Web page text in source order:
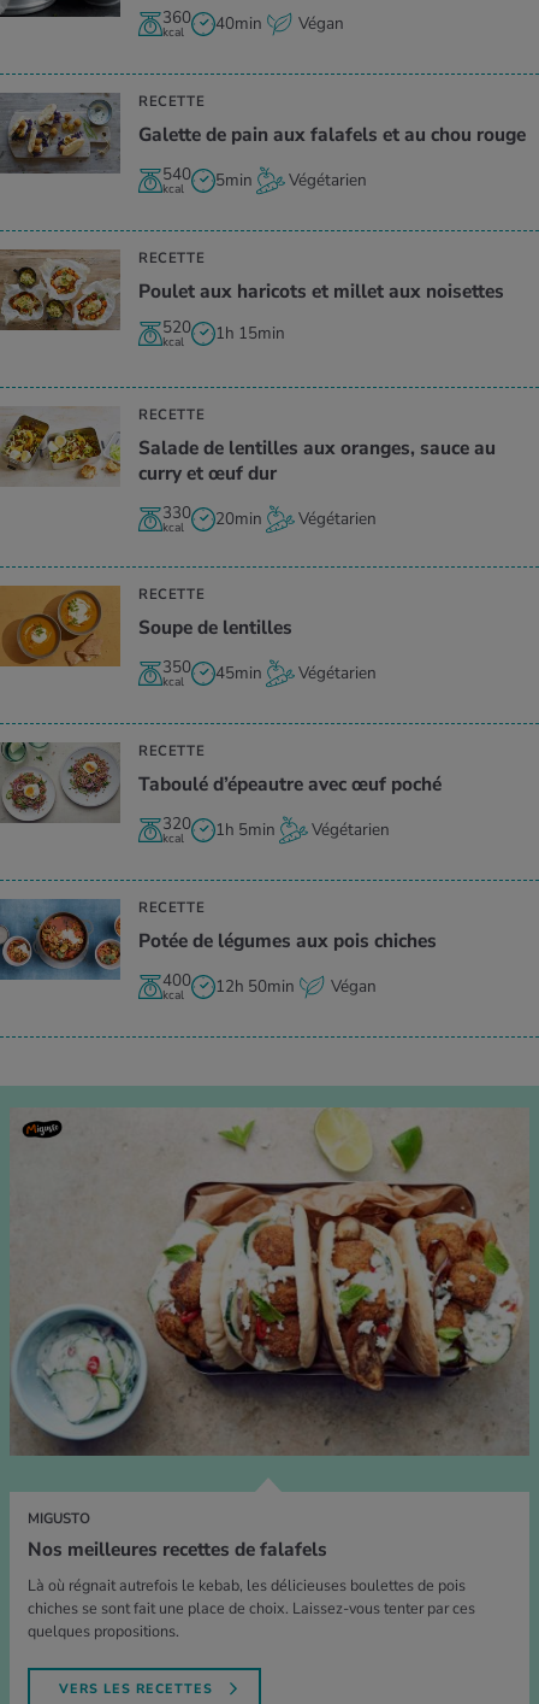
360
kcal 40min Végan
RECETTE
Galette de pain aux fala­fels et au chou rouge
540
kcal 5min Végétarien
RECETTE
Pou­let aux hari­cots et millet aux noi­settes
520
kcal 1h 15min
RECETTE
Salade de len­tilles aux oranges, sauce au
curry et œuf dur
330
kcal 20min Végétarien
RECETTE
Soupe de len­tilles
350
kcal 45min Végétarien
RECETTE
Taboulé d’épeautre avec œuf poché
320
kcal 1h 5min Végétarien
RECETTE
Potée de légumes aux pois chiches
400
kcal 12h 50min Végan
MIGUSTO
Nos meilleures recettes de falafels
Là où régnait autrefois le kebab, les délicieuses boulettes de pois
chiches se sont fait une place de choix. Laissez-vous tenter par ces
quelques propositions.
VERS LES RECETTES